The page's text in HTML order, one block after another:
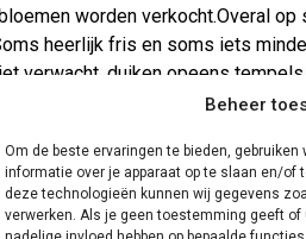
Beheer
Om de beste ervaringen te bieden,
informatie over je apparaat op te slaan en/of
deze technologieën kunnen wij gegevens
verwerken. Als je geen toestemming geeft
worden verkocht.Overal op
heerlijk fris en soms iets
verwacht, duiken opeens tempels
dan ook voorbij. Kortom,